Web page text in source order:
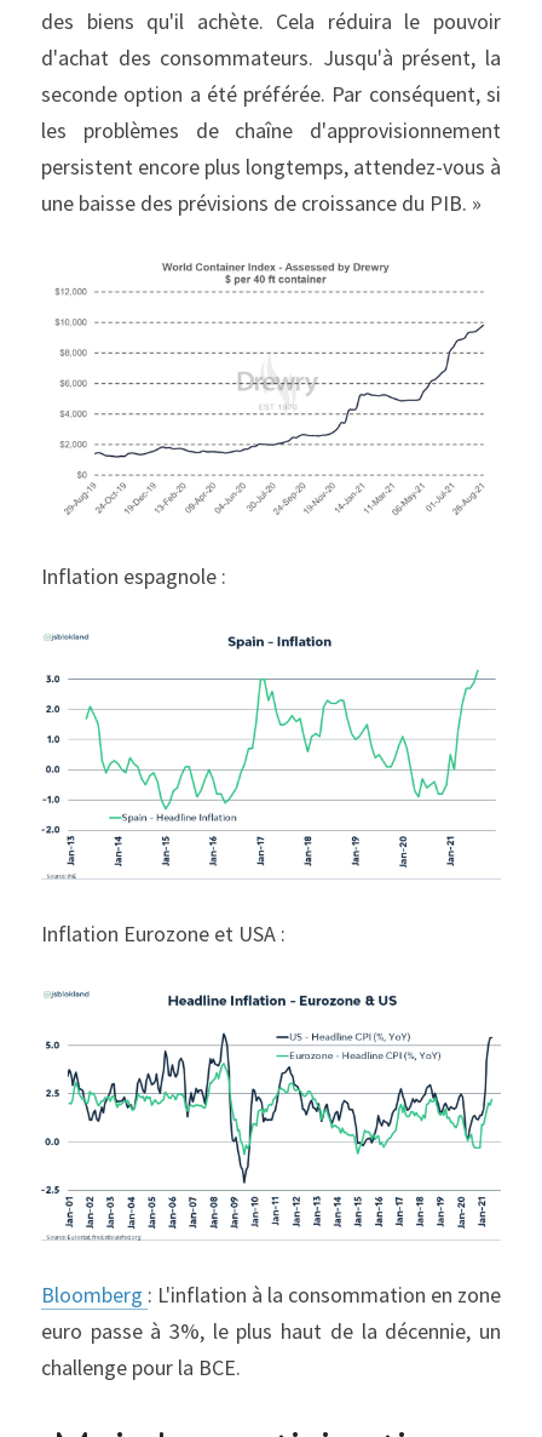
des biens qu'il achète. Cela réduira le pouvoir
d'achat des consommateurs. Jusqu'à présent, la
seconde option a été préférée. Par conséquent, si
les problèmes de chaîne d'approvisionnement
persistent encore plus longtemps, attendez-vous à
une baisse des prévisions de croissance du PIB. »
Inflation espagnole :
Inflation Eurozone et USA :
Bloomberg : L'inflation à la consommation en zone
euro passe à 3%, le plus haut de la décennie, un
challenge pour la BCE.